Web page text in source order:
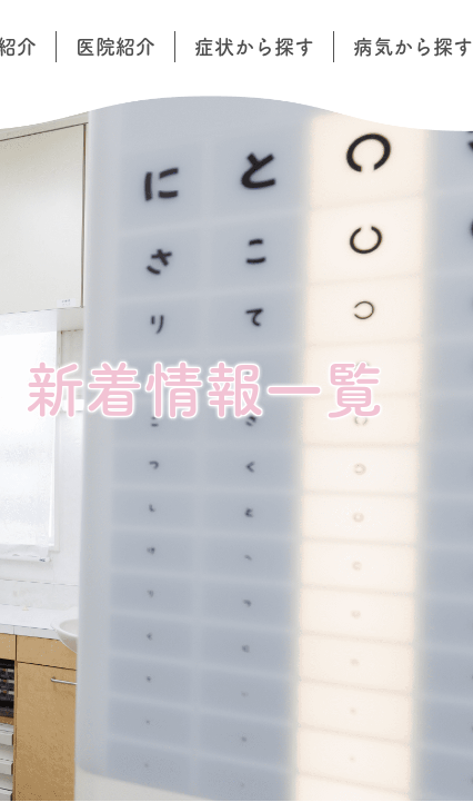
介 医院紹介 症状から探す 病気から探す
新着情報一覧